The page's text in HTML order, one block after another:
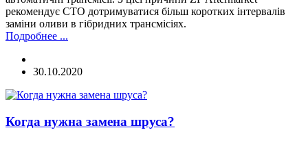
рекомендує СТО дотримуватися більш коротких інтервалів
заміни оливи в гібридних трансмісіях.
Подробнее ...
30.10.2020
Когда нужна замена шруса?